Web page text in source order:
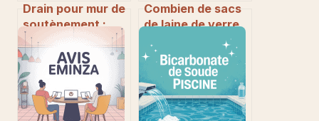
Drain pour mur de
soutènement :
guide pratique
pour un ouvrage
durable
Combien de sacs
de laine de verre
prévoir pour isoler
100m²
efficacement